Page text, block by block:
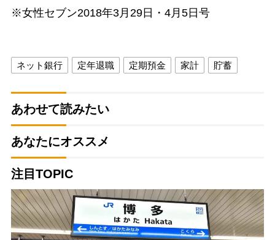
※女性セブン2018年3月29日・4月5日号
ネット銀行 定年退職 定期預金 家計 貯蓄
あわせて読みたい
あなたにオススメ
注目TOPIC